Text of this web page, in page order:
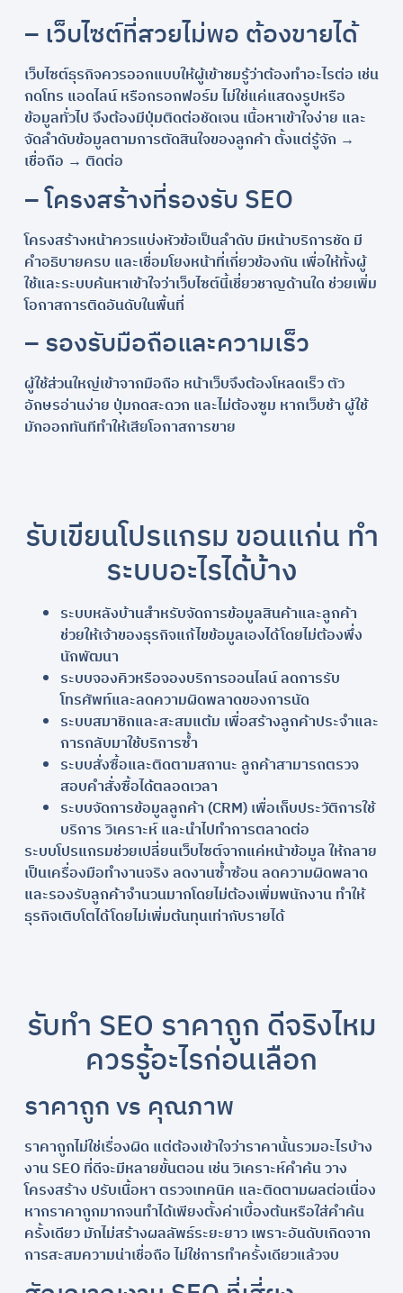
– เว็บไซต์ที่สวยไม่พอ ต้องขายได้
เว็บไซต์ธุรกิจควรออกแบบให้ผู้เข้าชมรู้ว่าต้องทำอะไรต่อ เช่น
กดโทร แอดไลน์ หรือกรอกฟอร์ม ไม่ใช่แค่แสดงรูปหรือ
ข้อมูลทั่วไป จึงต้องมีปุ่มติดต่อชัดเจน เนื้อหาเข้าใจง่าย และ
จัดลำดับข้อมูลตามการตัดสินใจของลูกค้า ตั้งแต่รู้จัก →
เชื่อถือ → ติดต่อ
– โครงสร้างที่รองรับ SEO
โครงสร้างหน้าควรแบ่งหัวข้อเป็นลำดับ มีหน้าบริการชัด มี
คำอธิบายครบ และเชื่อมโยงหน้าที่เกี่ยวข้องกัน เพื่อให้ทั้งผู้
ใช้และระบบค้นหาเข้าใจว่าเว็บไซต์นี้เชี่ยวชาญด้านใด ช่วยเพิ่ม
โอกาสการติดอันดับในพื้นที่
– รองรับมือถือและความเร็ว
ผู้ใช้ส่วนใหญ่เข้าจากมือถือ หน้าเว็บจึงต้องโหลดเร็ว ตัว
อักษรอ่านง่าย ปุ่มกดสะดวก และไม่ต้องซูม หากเว็บช้า ผู้ใช้
มักออกทันทีทำให้เสียโอกาสการขาย
รับเขียนโปรแกรม ขอนแก่น ทำ
ระบบอะไรได้บ้าง
ระบบหลังบ้านสำหรับจัดการข้อมูลสินค้าและลูกค้า
ช่วยให้เจ้าของธุรกิจแก้ไขข้อมูลเองได้โดยไม่ต้องพึ่ง
นักพัฒนา
ระบบจองคิวหรือจองบริการออนไลน์ ลดการรับ
โทรศัพท์และลดความผิดพลาดของการนัด
ระบบสมาชิกและสะสมแต้ม เพื่อสร้างลูกค้าประจำและ
การกลับมาใช้บริการซ้ำ
ระบบสั่งซื้อและติดตามสถานะ ลูกค้าสามารถตรวจ
สอบคำสั่งซื้อได้ตลอดเวลา
ระบบจัดการข้อมูลลูกค้า (CRM) เพื่อเก็บประวัติการใช้
บริการ วิเคราะห์ และนำไปทำการตลาดต่อ
ระบบโปรแกรมช่วยเปลี่ยนเว็บไซต์จากแค่หน้าข้อมูล ให้กลาย
เป็นเครื่องมือทำงานจริง ลดงานซ้ำซ้อน ลดความผิดพลาด
และรองรับลูกค้าจำนวนมากโดยไม่ต้องเพิ่มพนักงาน ทำให้
ธุรกิจเติบโตได้โดยไม่เพิ่มต้นทุนเท่ากับรายได้
รับทำ SEO ราคาถูก ดีจริงไหม
ควรรู้อะไรก่อนเลือก
ราคาถูก vs คุณภาพ
ราคาถูกไม่ใช่เรื่องผิด แต่ต้องเข้าใจว่าราคานั้นรวมอะไรบ้าง
งาน SEO ที่ดีจะมีหลายขั้นตอน เช่น วิเคราะห์คำค้น วาง
โครงสร้าง ปรับเนื้อหา ตรวจเทคนิค และติดตามผลต่อเนื่อง
หากราคาถูกมากจนทำได้เพียงตั้งค่าเบื้องต้นหรือใส่คำค้น
ครั้งเดียว มักไม่สร้างผลลัพธ์ระยะยาว เพราะอันดับเกิดจาก
การสะสมความน่าเชื่อถือ ไม่ใช่การทำครั้งเดียวแล้วจบ